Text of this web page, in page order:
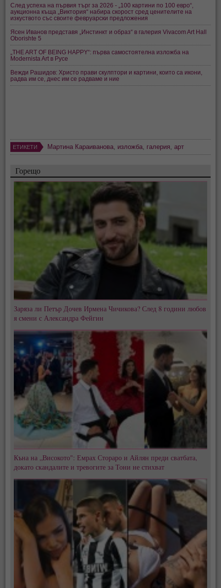
След успеха на първия търг за 2026 - „100 картини по 100 евро“,
аукционна къща „Виктория“ набира скорост сред ценителите на
изкуството със своите февруарски предложения
Ясен Иванов представя „Инстинкт и образ“ в галерия Vivacom Art Hall
Oborishte 5
„THE ART OF BEING HAPPY“: първа самостоятелна изложба на
Modernista Art в Русе
Вежди Рашидов: Христо прави скулптори и картини, които са икони,
радва им се, днес им се радваме и ние
ЕТИКЕТИ Мартина Караиванова изложба галерия ,арт
Горещо
Заряза ли Петър Дочев Ирмена Чичикова? След 8 години любов
я смени с Александра Фейгин
Къна на „Високото": Емрах Стораро и Айлян преди сватбата,
докато скандалите и тревогите за Тони не стихват